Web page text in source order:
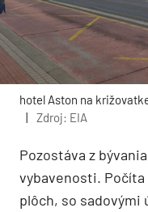
hotel Aston na
|
Zdroj: EIA
Pozostáva z
vybavenosti. Počíta
plôch, so sadovými